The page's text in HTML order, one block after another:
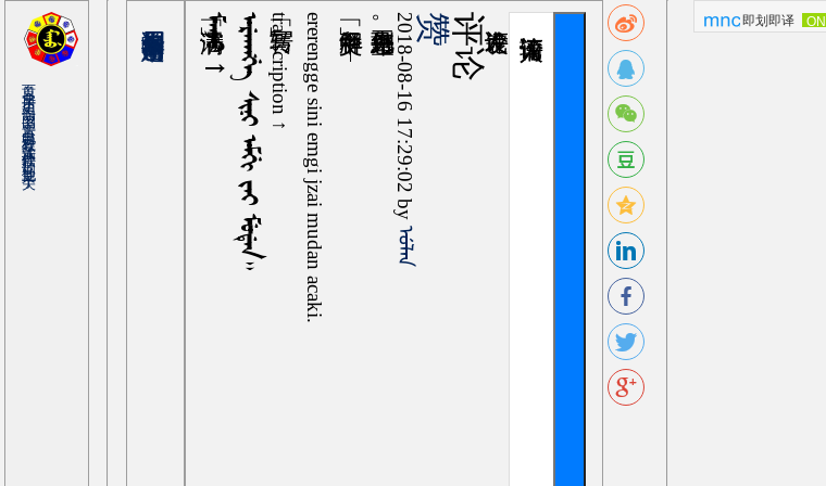
ᠮᠠᠨᠵᡠ →ᡝᡵᡝᠨᡤᡤᡝ ᠰᡳᠨᡳ ᡝᠮᡤᡳ ᠵᠠᡳ ᠮᡠᡩᡝᠨ᠉transcription ↑ererengge sini emgi jzai mudan acaki. 中文 ↑ 希望再见到您。 2018-08-16 17:29:02 by
ᡠᠯᠠᠨ
赞评论 ON
即划即译